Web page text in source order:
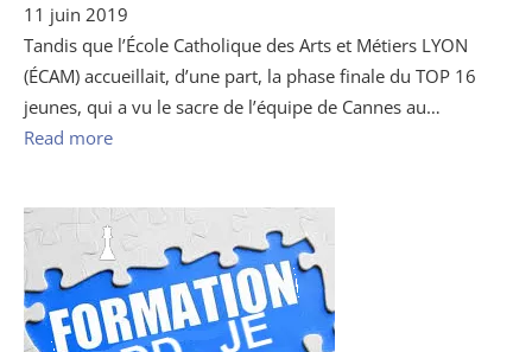
11 juin 2019
Tandis que l’École Catholique des Arts et Métiers LYON
(ÉCAM) accueillait, d’une part, la phase finale du TOP 16
jeunes, qui a vu le sacre de l’équipe de Cannes au…
Read more